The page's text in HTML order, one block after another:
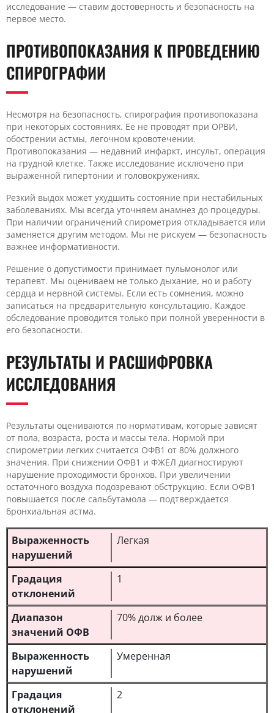
исследование — ставим достоверность и безопасность на
первое место.
ПРОТИВОПОКАЗАНИЯ К ПРОВЕДЕНИЮ
СПИРОГРАФИИ
Несмотря на безопасность, спирография противопоказана
при некоторых состояниях. Ее не проводят при ОРВИ,
обострении астмы, легочном кровотечении.
Противопоказания — недавний инфаркт, инсульт, операция
на грудной клетке. Также исследование исключено при
выраженной гипертонии и головокружениях.
Резкий выдох может ухудшить состояние при нестабильных
заболеваниях. Мы всегда уточняем анамнез до процедуры.
При наличии ограничений спирометрия откладывается или
заменяется другим методом. Мы не рискуем — безопасность
важнее информативности.
Решение о допустимости принимает пульмонолог или
терапевт. Мы оцениваем не только дыхание, но и работу
сердца и нервной системы. Если есть сомнения, можно
записаться на предварительную консультацию. Каждое
обследование проводится только при полной уверенности в
его безопасности.
РЕЗУЛЬТАТЫ И РАСШИФРОВКА
ИССЛЕДОВАНИЯ
Результаты оцениваются по нормативам, которые зависят
от пола, возраста, роста и массы тела. Нормой при
спирометрии легких считается ОФВ1 от 80% должного
значения. При снижении ОФВ1 и ФЖЕЛ диагностируют
нарушение проходимости бронхов. При увеличении
остаточного воздуха подозревают обструкцию. Если ОФВ1
повышается после сальбутамола — подтверждается
бронхиальная астма.
Легкая
1
70% долж и более
Умеренная
2